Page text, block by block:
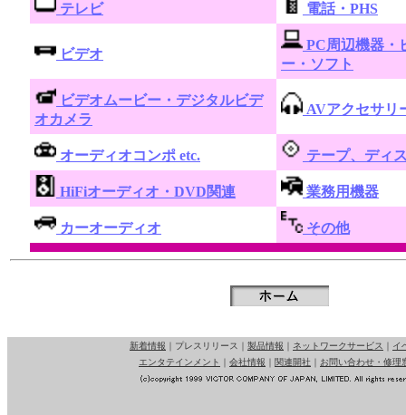
テレビ 電話・PHS
ビデオ
PC周辺機器・
ー・ソフト
ビデオムービー・デジタルビデ
オカメラ
AVアクセサリ
オーディオコンポ etc. テープ、ディ
HiFiオーディオ・DVD関連 業務用機器
カーオーディオ その他
新着情報 ｜ プレスリリース ｜ 製品情報 ｜ ネットワークサービス ｜ イ
エンタテインメント ｜ 会社情報 ｜ 関連開社 ｜ お問い合わせ・修理